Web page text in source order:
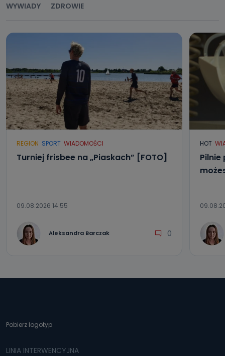
WYWIADY
ZDROWIE
REGION SPORT WIADOMOŚCI
Turniej frisbee na „Piaskach” [FOTO]
09.08.2026 14:55
Aleksandra Barczak 0
HOT
Pobierz logotyp
LINIA INTERWENCYJNA